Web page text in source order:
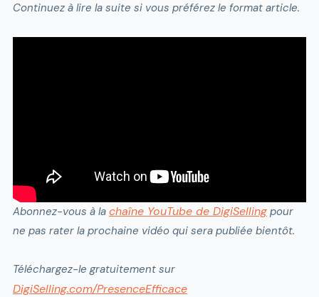
Continuez à lire la suite si vous préférez le format article.
Abonnez-vous à la chaîne YouTube de DigiSelling pour
ne pas rater la prochaine vidéo qui sera publiée bientôt.
Téléchargez-le gratuitement sur
DigiSelling.com/PresenceEfficace